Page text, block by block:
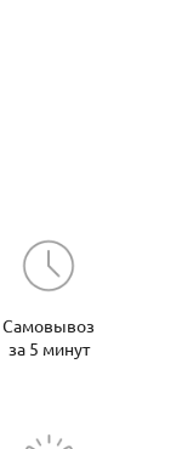
Самовывоз
за 5 минут